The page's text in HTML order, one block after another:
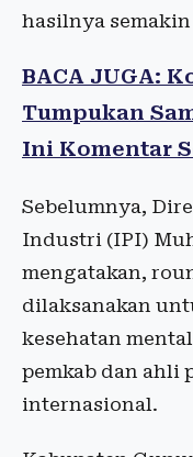
hasilnya
BACA JUGA:
Tumpukan
Ini Komentar
Sebelumnya,
Industri (IPI)
mengatakan,
dilaksanakan
kesehatan
pemkab dan ahli
internasional.